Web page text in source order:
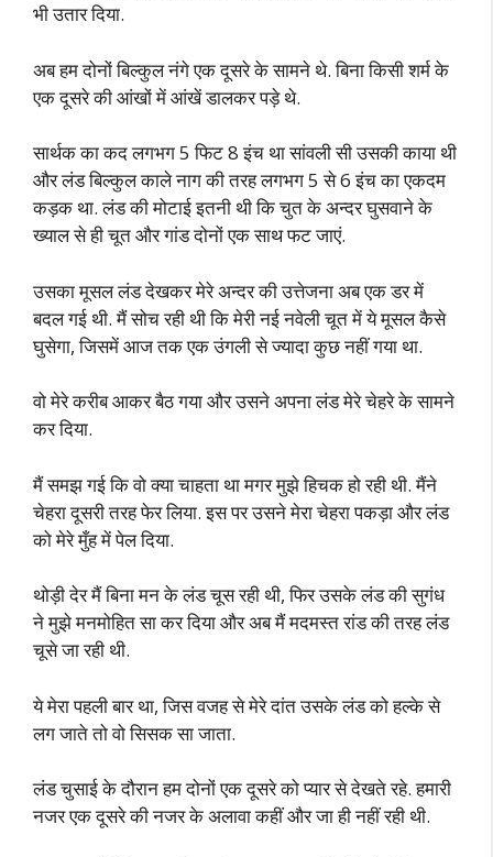
भी उतार दिया.
अब हम दोनों बिल्कुल नंगे एक दूसरे के सामने थे. बिना किसी शर्म के
एक दूसरे की आंखों में आंखें डालकर पड़े थे.
सार्थक का कद लगभग 5 फिट 8 इंच था सांवली सी उसकी काया थी
और लंड बिल्कुल काले नाग की तरह लगभग 5 से 6 इंच का एकदम
कड़क था. लंड की मोटाई इतनी थी कि चुत के अन्दर घुसवाने के
ख्याल से ही चूत और गांड दोनों एक साथ फट जाएं.
उसका मूसल लंड देखकर मेरे अन्दर की उत्तेजना अब एक डर में
बदल गई थी. मैं सोच रही थी कि मेरी नई नवेली चूत में ये मूसल कैसे
घुसेगा, जिसमें आज तक एक उंगली से ज्यादा कुछ नहीं गया था.
वो मेरे करीब आकर बैठ गया और उसने अपना लंड मेरे चेहरे के सामने
कर दिया.
मैं समझ गई कि वो क्या चाहता था मगर मुझे हिचक हो रही थी. मैंने
चेहरा दूसरी तरह फेर लिया. इस पर उसने मेरा चेहरा पकड़ा और लंड
को मेरे मुँह में पेल दिया.
थोड़ी देर मैं बिना मन के लंड चूस रही थी, फिर उसके लंड की सुगंध
ने मुझे मनमोहित सा कर दिया और अब मैं मदमस्त रांड की तरह लंड
चूसे जा रही थी.
ये मेरा पहली बार था, जिस वजह से मेरे दांत उसके लंड को हल्के से
लग जाते तो वो सिसक सा जाता.
लंड चुसाई के दौरान हम दोनों एक दूसरे को प्यार से देखते रहे. हमारी
नजर एक दूसरे की नजर के अलावा कहीं और जा ही नहीं रही थी.